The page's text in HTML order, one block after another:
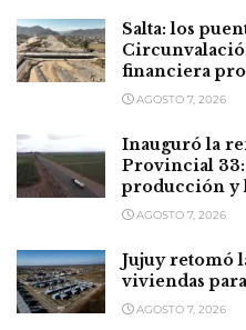
Salta: los
financiera
AGOSTO 7, 2026
Inauguró la
Provincial 33:
producción y
AGOSTO 7, 2026
Jujuy retomó
viviendas
AGOSTO 7, 2026